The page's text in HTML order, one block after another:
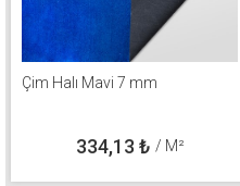
Çim Halı Mavi 7 mm
334,13 ₺ / M²